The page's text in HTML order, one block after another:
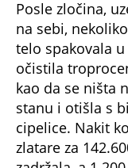
na sebi,
telo spakovala
očistila
kao da se ništa
stanu i otišla s
cipelice. Nakit
zlatare za
zadržala, a